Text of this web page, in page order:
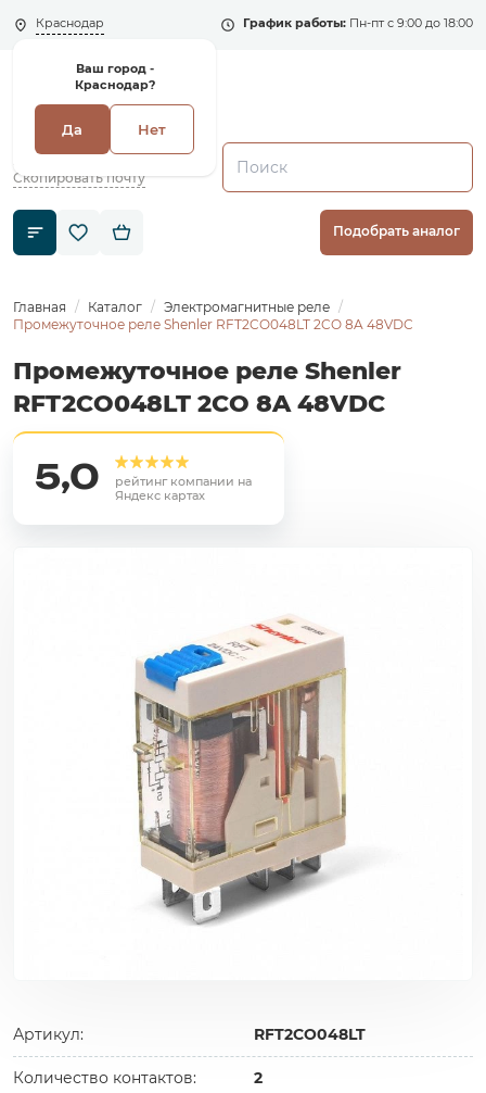
Краснодар
Ваш город -
Краснодар?
Да Нет
График работы: Пн-пт с 9:00 до 18:00
Скопировать почту
Подобрать аналог
Главная Каталог
Электромагнитные реле
Промежуточное реле Shenler RFT2CO048LT 2CO 8A 48VDC
Промежуточное реле Shenler
RFT2CO048LT 2CO 8A 48VDC
5,0
рейтинг компании на
Яндекс картах
Артикул: RFT2CO048LT
Количество контактов: 2